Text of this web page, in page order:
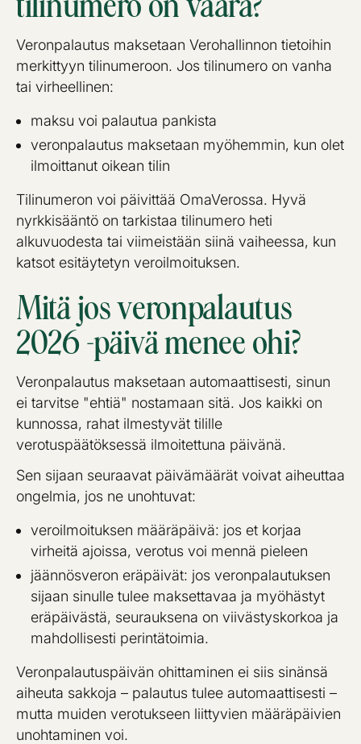
tilinumero on väärä?
Veronpalautus maksetaan Verohallinnon tietoihin
merkittyyn tilinumeroon. Jos tilinumero on vanha
tai virheellinen:
maksu voi palautua pankista
veronpalautus maksetaan myöhemmin, kun olet
ilmoittanut oikean tilin
Tilinumeron voi päivittää OmaVerossa. Hyvä
nyrkkisääntö on tarkistaa tilinumero heti
alkuvuodesta tai viimeistään siinä vaiheessa, kun
katsot esitäytetyn veroilmoituksen.
Mitä jos veronpalautus
2026 -päivä menee ohi?
Veronpalautus maksetaan automaattisesti, sinun
ei tarvitse "ehtiä" nostamaan sitä. Jos kaikki on
kunnossa, rahat ilmestyvät tilille
verotuspäätöksessä ilmoitettuna päivänä.
Sen sijaan seuraavat päivämäärät voivat aiheuttaa
ongelmia, jos ne unohtuvat:
veroilmoituksen määräpäivä: jos et korjaa
virheitä ajoissa, verotus voi mennä pieleen
jäännösveron eräpäivät: jos veronpalautuksen
sijaan sinulle tulee maksettavaa ja myöhästyt
eräpäivästä, seurauksena on viivästyskorkoa ja
mahdollisesti perintätoimia.
Veronpalautuspäivän ohittaminen ei siis sinänsä
aiheuta sakkoja – palautus tulee automaattisesti –
mutta muiden verotukseen liittyvien määräpäivien
unohtaminen voi.